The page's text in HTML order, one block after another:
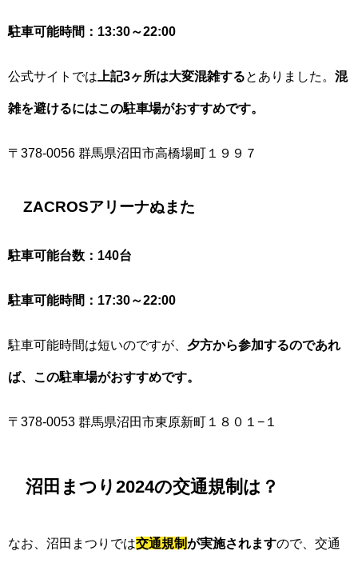
駐車可能時間：13:30～22:00
公式サイトでは 上記3ヶ所は大変混雑するとありました。 混
雑を避けるにはこの駐車場がおすすめです。
〒378-0056 群馬県沼田市高橋場町１９９７
ZACROSアリーナぬまた
駐車可能台数：140台
駐車可能時間：17:30～22:00
駐車可能時間は短いのですが、 夕方から参加するのであれ
ば、この駐車場がおすすめです。
〒378-0053 群馬県沼田市東原新町１８０１−１
沼田まつり2024の交通規制は？
なお、沼田まつりでは交通規制が実施されますので、交通